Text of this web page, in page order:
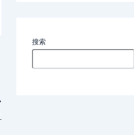
搜索